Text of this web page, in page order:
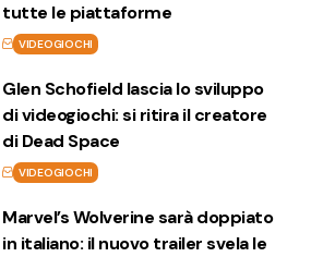
tutte le piattaforme
VIDEOGIOCHI
Glen Schofield lascia lo sviluppo
di videogiochi: si ritira il creatore
di Dead Space
VIDEOGIOCHI
Marvel’s Wolverine sarà doppiato
in italiano: il nuovo trailer svela le